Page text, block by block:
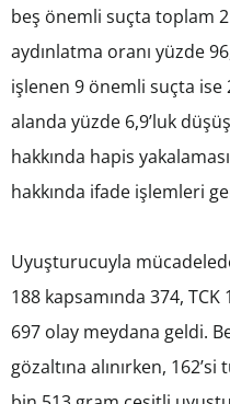
beş önemli suçta toplam
aydınlatma oranı yüzde
işlenen 9 önemli suçta ise
alanda yüzde 6,9’luk
hakkında hapis
hakkında ifade işlemleri
Uyuşturucuyla
188 kapsamında 374,
697 olay meydana geldi.
gözaltına alınırken,